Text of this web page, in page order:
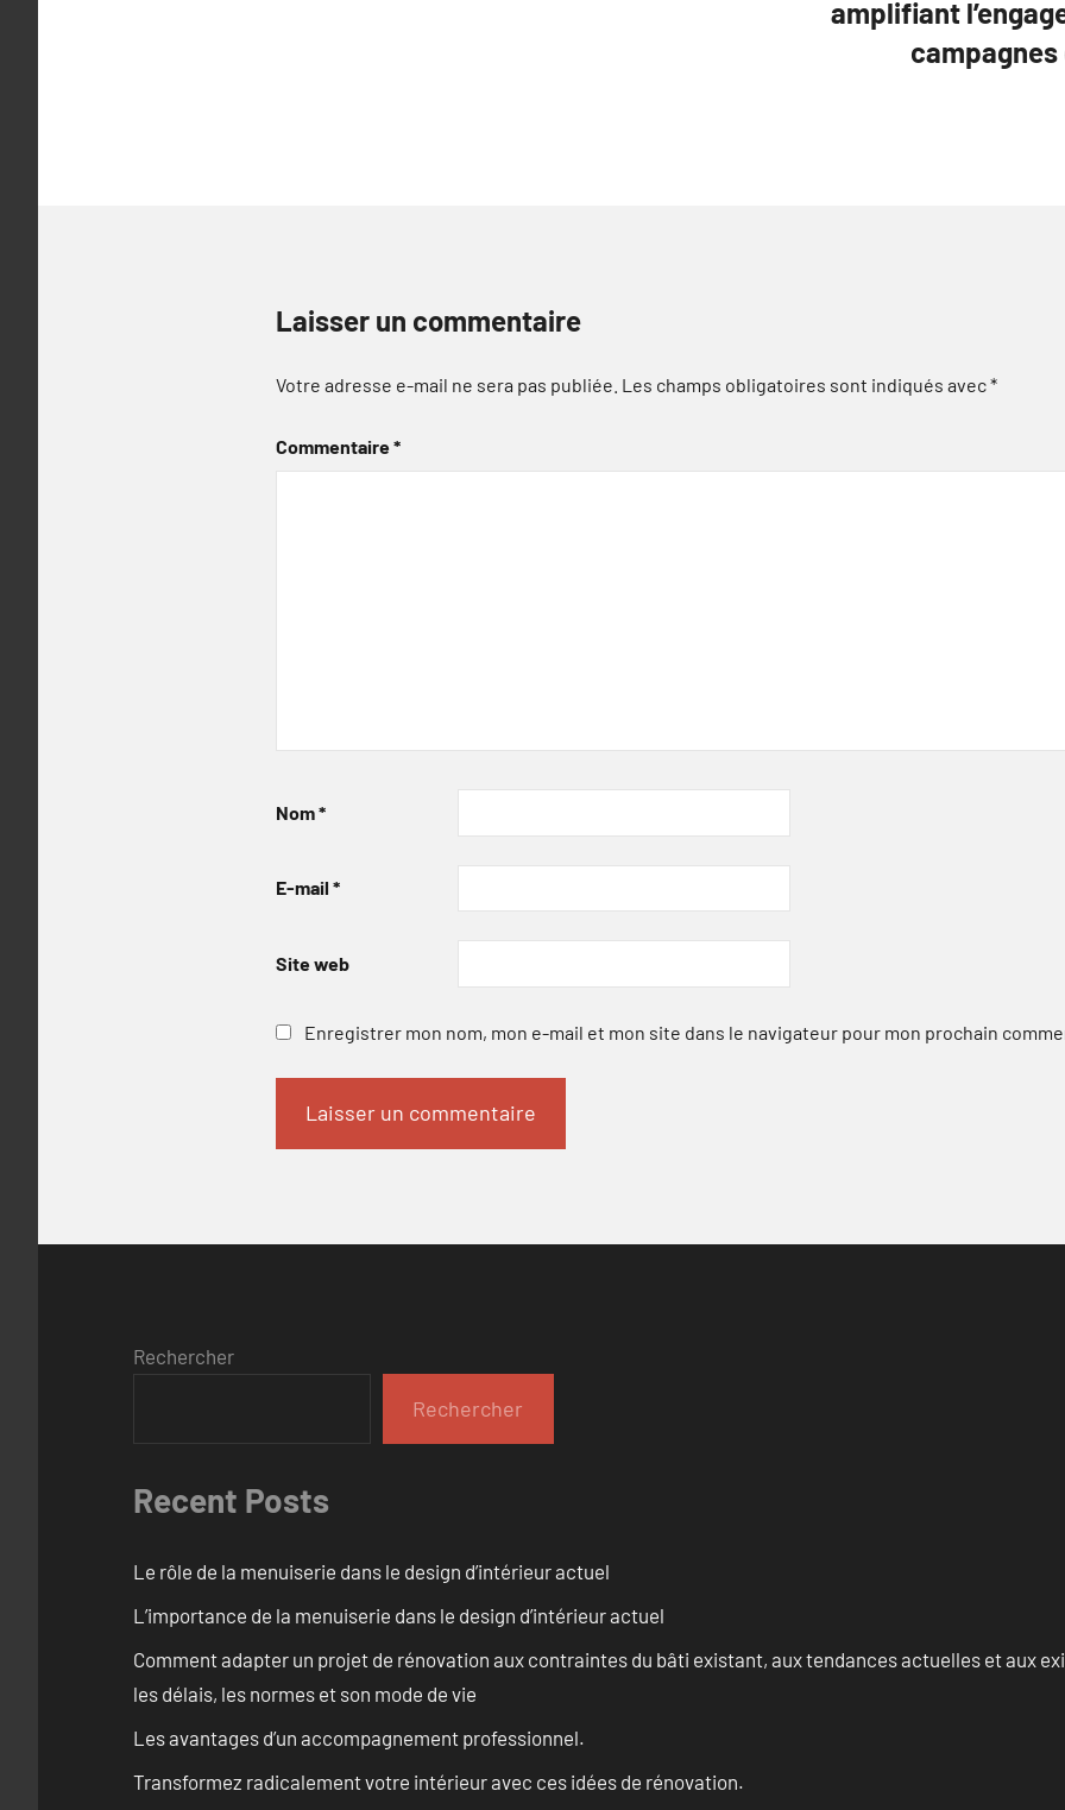
amplifiant
Laisser un commentaire
Votre adresse e-mail ne sera pas publiée. Les champs obligatoires sont indiqués avec*
Commentaire*
Nom*
E-mail *
Site web
Enregistrer mon nom, mon e-mail et mon site dans le navigateur pour mon prochain
Rechercher
Rechercher
Recent Posts
Le rôle de la menuiserie dans le design d’intérieur actuel
L’importance de la menuiserie dans le design d’intérieur actuel
Comment adapter un projet de rénovation aux contraintes du bâti existant, aux tendances actuelles et aux
les délais, les normes et son mode de vie
Les avantages d’un accompagnement professionnel.
Transformez radicalement votre intérieur avec ces idées de rénovation.